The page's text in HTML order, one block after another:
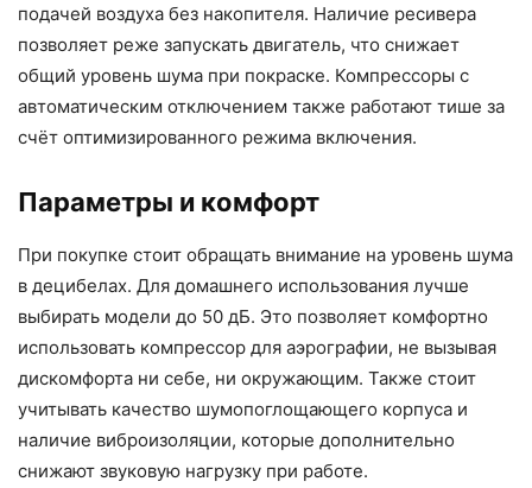
подачей воздуха без накопителя. Наличие ресивера
позволяет реже запускать двигатель, что снижает
общий уровень шума при покраске. Компрессоры с
автоматическим отключением также работают тише за
счёт оптимизированного режима включения.
Параметры и комфорт
При покупке стоит обращать внимание на уровень шума
в децибелах. Для домашнего использования лучше
выбирать модели до 50 дБ. Это позволяет комфортно
использовать компрессор для аэрографии, не вызывая
дискомфорта ни себе, ни окружающим. Также стоит
учитывать качество шумопоглощающего корпуса и
наличие виброизоляции, которые дополнительно
снижают звуковую нагрузку при работе.